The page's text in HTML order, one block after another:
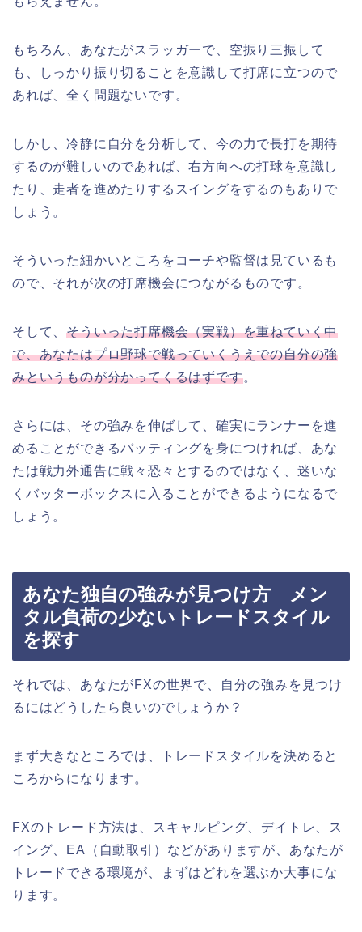
もちろん、あなたがスラッガーで、空振り三振して
も、しっかり振り切ることを意識して打席に立つので
あれば、全く問題ないです。
しかし、冷静に自分を分析して、今の力で長打を期待
するのが難しいのであれば、右方向への打球を意識し
たり、走者を進めたりするスイングをするのもありで
しょう。
そういった細かいところをコーチや監督は見ているも
ので、それが次の打席機会につながるものです。
そして、そういった打席機会（実戦）を重ねていく中
で、あなたはプロ野球で戦っていくうえでの自分の強
みというものが分かってくるはずです。
さらには、その強みを伸ばして、確実にランナーを進
めることができるバッティングを身につければ、あな
たは戦力外通告に戦々恐々とするのではなく、迷いな
くバッターボックスに入ることができるようになるで
しょう。
あなた独自の強みが見つけ方 メン
タル負荷の少ないトレードスタイル
を探す
それでは、あなたがFXの世界で、自分の強みを見つけ
るにはどうしたら良いのでしょうか？
まず大きなところでは、トレードスタイルを決めると
ころからになります。
FXのトレード方法は、スキャルピング、デイトレ、ス
イング、EA（自動取引）などがありますが、あなたが
トレードできる環境が、まずはどれを選ぶか大事にな
ります。